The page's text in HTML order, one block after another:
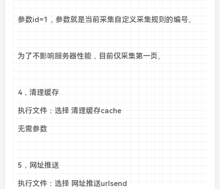
参数id=1，参数就是当前采集自定义采集规则的编号。
为了不影响服务器性能，目前仅采集第一页。
4，清理缓存
执行文件：选择 清理缓存cache
无需参数
5，网址推送
执行文件：选择 网址推送urlsend